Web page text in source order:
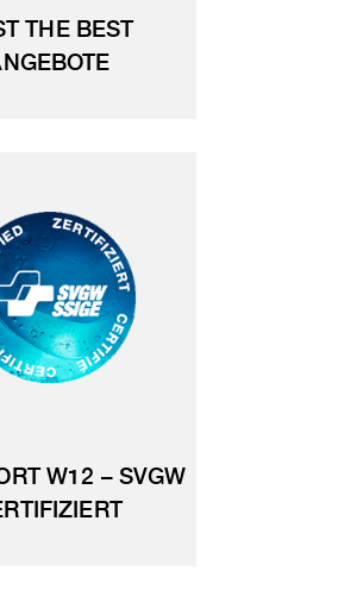
THE BEST
W12 – SVGW